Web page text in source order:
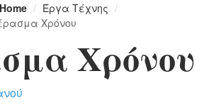
Home / Έργα Τέχνης /
Χρόνου
Χρόνου